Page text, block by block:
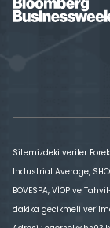
Sitemizdeki veriler
Industrial Average,
BOVESPA, VİOP ve
dakika gecikmeli